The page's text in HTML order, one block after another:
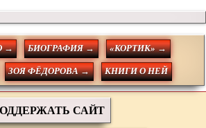
→ БИОГРАФИЯ → «КОРТИК» →
ЗОЯ ФЁДОРОВА → КНИГИ О НЕЙ
САЙТ